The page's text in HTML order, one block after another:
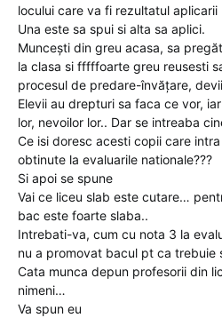
locului care va fi rezultatul aplicarii
Una este sa spui si alta sa aplici.
Muncești din greu acasa, sa
la clasa si fffffoarte greu reusesti
procesul de predare-învăţare,
Elevii au drepturi sa faca ce vor,
lor, nevoilor lor.. Dar se intreaba
Ce isi doresc acesti copii care
obtinute la evaluarile nationale???
Si apoi se spune
Vai ce liceu slab este cutare…
bac este foarte slaba..
Intrebati-va, cum cu nota 3 la
nu a promovat bacul pt ca trebuie
Cata munca depun profesorii din
nimeni…
Va spun eu